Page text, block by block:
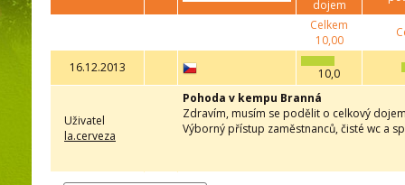
dojem
Celkem
10,00
16.12.2013 10,0
Uživatel
la.cerveza
Pohoda v kempu Branná
Zdravím, musím se podělit o celkový
Výborný přístup zaměstnanců, čisté wc a